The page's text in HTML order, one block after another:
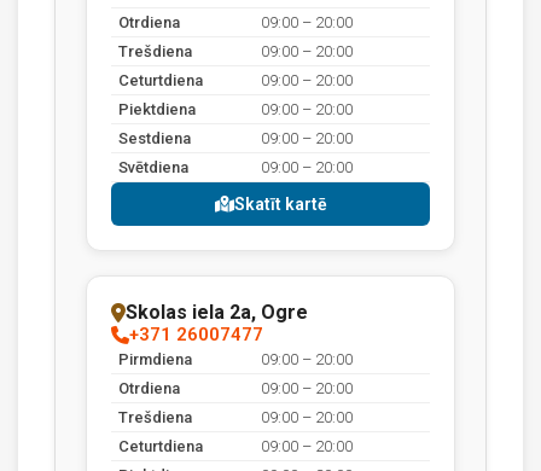
Otrdiena
09:00 – 20:00
Trešdiena
09:00 – 20:00
Ceturtdiena
09:00 – 20:00
Piektdiena
09:00 – 20:00
Sestdiena
09:00 – 20:00
Svētdiena
09:00 – 20:00
Skatīt kartē
Skolas iela 2a, Ogre
+371 26007477
Pirmdiena
09:00 – 20:00
Otrdiena
09:00 – 20:00
Trešdiena
09:00 – 20:00
Ceturtdiena
09:00 – 20:00